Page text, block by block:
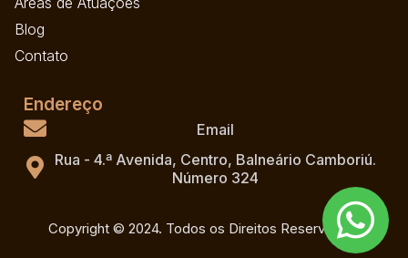
Blog
Contato
Endereço
Email
Rua - 4.ª Avenida, Centro, Balneário Camboriú.
Número 324
Copyright © 2024. Todos os Direitos Reservados.